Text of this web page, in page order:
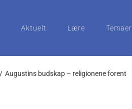
Aktuelt Lære Temaer
Augustins budskap – religionene forent